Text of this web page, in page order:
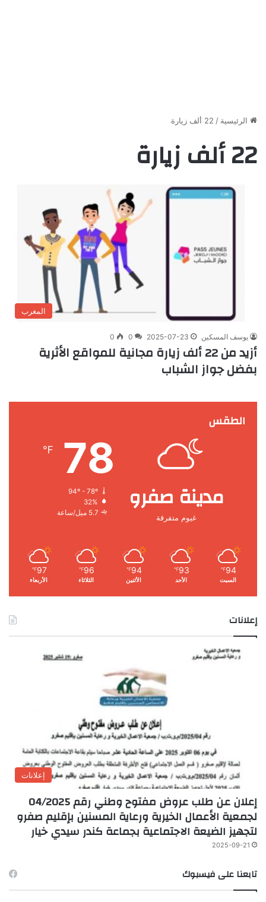
الرئيسية / 22 ألف زيارة
22 ألف زيارة
المغرب
يوسف المسكين 2025-07-23
0
0
أزيد من 22 ألف زيارة مجانية للمواقع الأثرية
بفضل جواز الشباب
الطقس
مدينة صفرو
غيوم متفرقة
78
℉
94º - 78º
32%
5.7 ميل/ساعة
94
℉
السبت
93
℉
الأحد
94
℉
الأثنين
96
℉
الثلاثاء
97
℉
الأربعاء
إعلانات
إعلانات
إعلان عن طلب عروض مفتوح وطني رقم 04/2025
لجمعية الأعمال الخيرية ورعاية المسنين بإقليم صفرو
لتجهيز الضيعة الاجتماعية بجماعة كندر سيدي خيار
2025-09-21
تابعنا على فيسبوك